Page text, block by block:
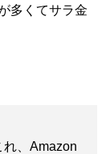
多くてサラ金
れ、Amazon